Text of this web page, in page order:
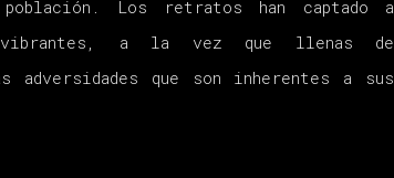
Los retratos han captado a
vibrantes, a la vez que llenas de
adversidades que son inherentes a sus